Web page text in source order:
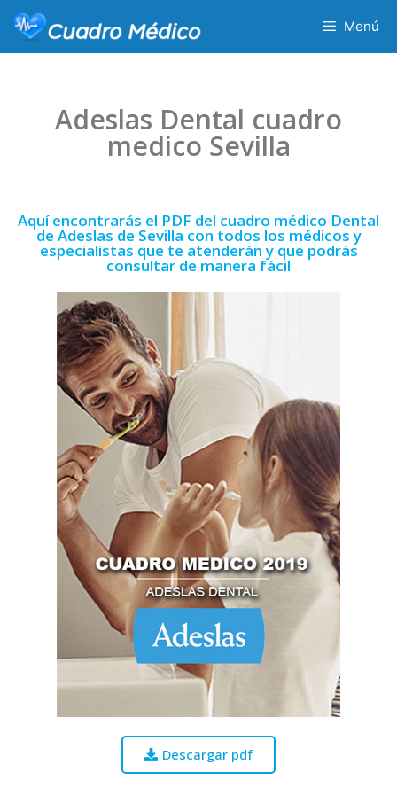
Menú
Adeslas Dental cuadro
medico Sevilla
Aquí encontrarás el PDF del cuadro médico Dental
de Adeslas de Sevilla con todos los médicos y
especialistas que te atenderán y que podrás
consultar de manera fácil
Descargar pdf